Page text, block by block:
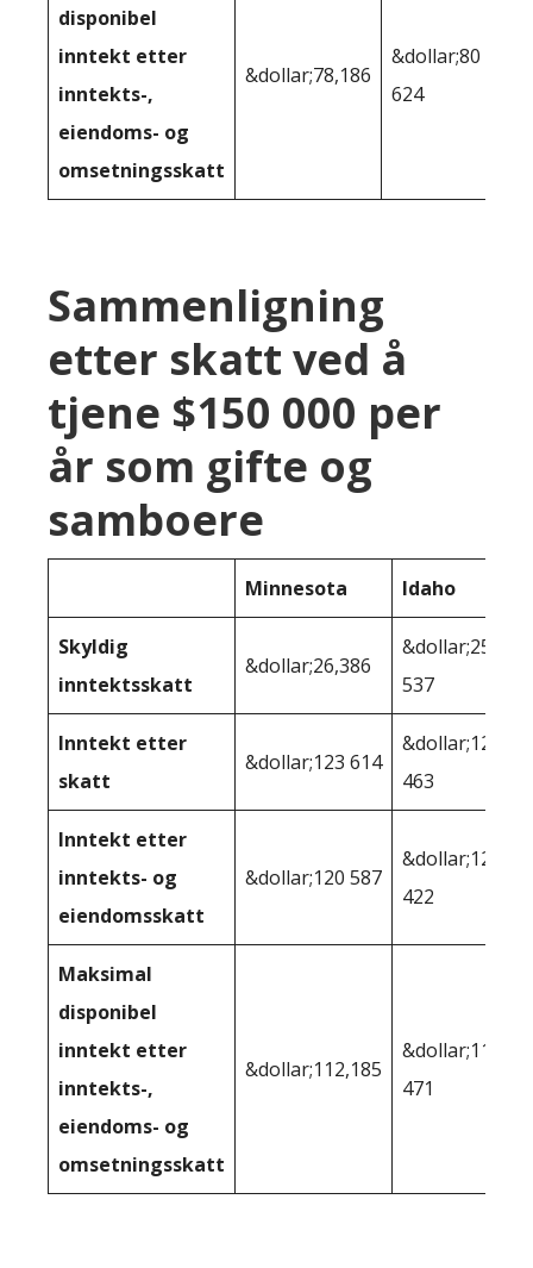
disponibel
inntekt etter
inntekts-,
eiendoms- og
omsetningsskatt
&dollar;78,186
&dollar;80
624
Sammenligning
etter skatt ved å
tjene $150 000 per
år som gifte og
samboere
Minnesota Idaho
Skyldig
inntektsskatt
&dollar;26,386
&dollar;25
537
Inntekt etter
skatt
&dollar;123 614
&dollar;124
463
Inntekt etter
inntekts- og
eiendomsskatt
&dollar;120 587
&dollar;122
422
Maksimal
disponibel
inntekt etter
inntekts-,
eiendoms- og
omsetningsskatt
&dollar;112,185
&dollar;115
471